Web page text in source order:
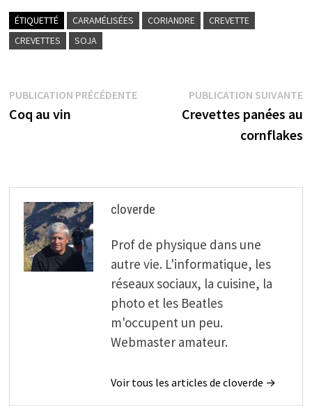
ÉTIQUETTÉ CARAMÉLISÉES CORIANDRE
CREVETTE
CREVETTES
SOJA
Navigation
de
PUBLICATION PRÉCÉDENTEPublication
précédente :
Coq au vin
PUBLICATION SUIVANTE
Crevettes panées au
cornflakes
cloverde
Prof de physique dans une
autre vie. L'informatique, les
réseaux sociaux, la cuisine, la
photo et les Beatles
m'occupent un peu.
Webmaster amateur.
Voir tous les articles de cloverde →